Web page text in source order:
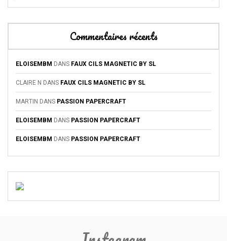
Commentaires récents
ELOISEMBM DANS FAUX CILS MAGNETIC BY SL
CLAIRE N DANS FAUX CILS MAGNETIC BY SL
MARTIN DANS PASSION PAPERCRAFT
ELOISEMBM DANS PASSION PAPERCRAFT
ELOISEMBM DANS PASSION PAPERCRAFT